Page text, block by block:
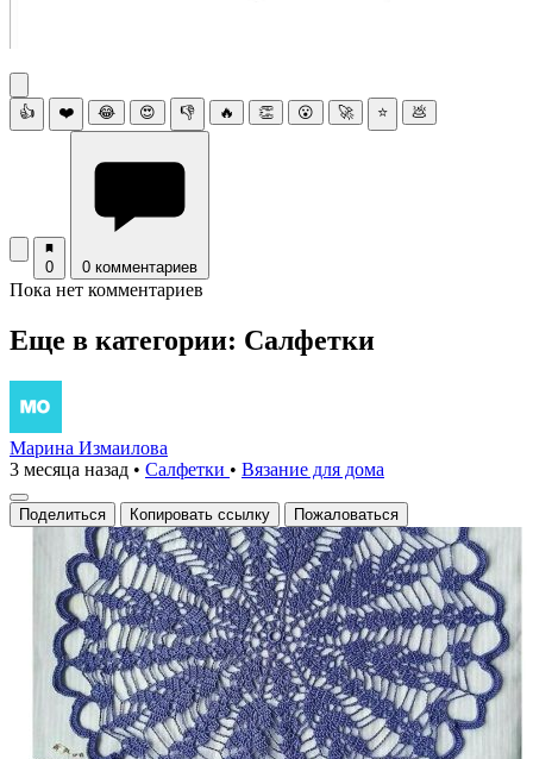
👍 ❤️ 😂 😍 👎 🔥 👏 😮 🚀 ⭐ 💩
0 0 комментариев
Пока нет комментариев
Еще в категории: Салфетки
Марина Измаилова
3 месяца назад • Салфетки • Вязание для дома
Поделиться Копировать ссылку Пожаловаться